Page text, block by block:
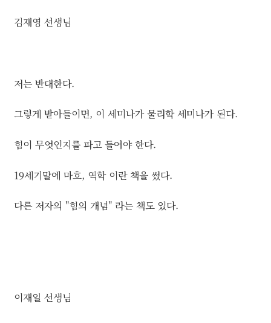
김재영 선생님
저는 반대한다.
그렇게 받아들이면, 이 세미나가 물리학 세미나가 된다.
힘이 무엇인지를 파고 들어야 한다.
19세기말에 마흐, 역학 이란 책을 썼다.
다른 저자의 "힘의 개념" 라는 책도 있다.
이재일 선생님